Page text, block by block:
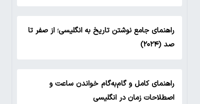
راهنمای جامع نوشتن تاریخ به انگلیسی؛ از صفر تا
صد (۲۰۲۴)
راهنمای کامل و گام‌به‌گام خواندن ساعت و
اصطلاحات زمان در انگلیسی